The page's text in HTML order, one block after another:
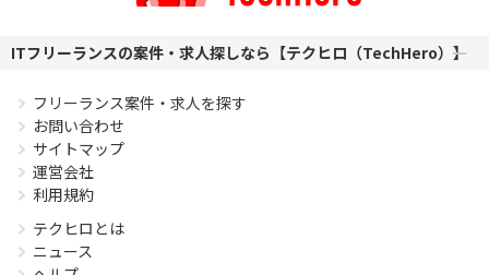
ITフリーランスの案件・求人探しなら【テクヒロ（TechHero）】
フリーランス案件・求人を探す
お問い合わせ
サイトマップ
運営会社
利用規約
テクヒロとは
ニュース